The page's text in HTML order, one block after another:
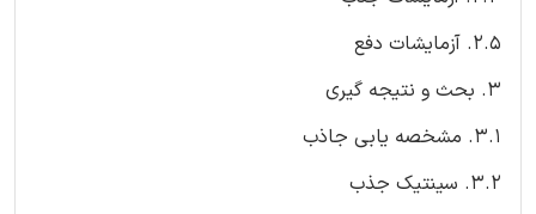
2.5. آزمایشات دفع
3. بحث و نتیجه گیری
3.1. مشخصه یابی جاذب
3.2. سینتیک جذب